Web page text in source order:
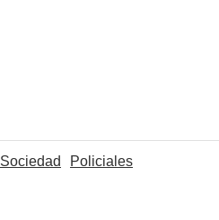
Sociedad
Policiales